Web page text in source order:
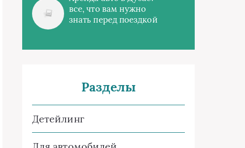
все, что вам нужно
знать перед поездкой
Разделы
Детейлинг